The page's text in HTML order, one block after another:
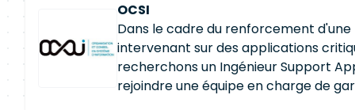
OCSI
Dans le cadre du renforcement
intervenant sur des applications
recherchons un Ingénieur Support
rejoindre une équipe en charge de